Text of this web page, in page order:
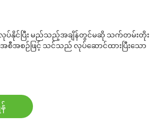
ပြုလုပ်နိုင်ပြီး မည်သည့်အချိန်တွင်မဆို သက်တမ်းတိုး
စီအစဉ်ဖြင့် သင်သည် လုပ်ဆောင်ထားပြီးသော